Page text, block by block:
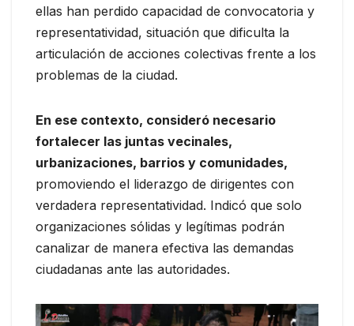
ellas han perdido capacidad de convocatoria y
representatividad, situación que dificulta la
articulación de acciones colectivas frente a los
problemas de la ciudad.
En ese contexto, consideró necesario
fortalecer las juntas vecinales,
urbanizaciones, barrios y comunidades,
promoviendo el liderazgo de dirigentes con
verdadera representatividad. Indicó que solo
organizaciones sólidas y legítimas podrán
canalizar de manera efectiva las demandas
ciudadanas ante las autoridades.